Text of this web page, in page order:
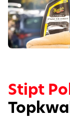
Stipt